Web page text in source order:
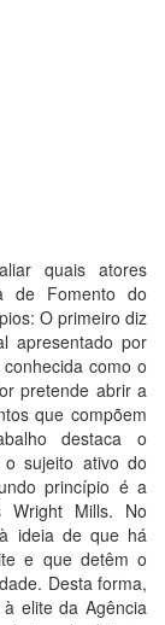
quais atores
de Fomento do
O primeiro diz
apresentado por
como o
pretende abrir a
que compõem
destaca o
sujeito ativo do
princípio é a
Wright Mills. No
ideia de que há
e que detêm o
Desta forma,
elite da Agência